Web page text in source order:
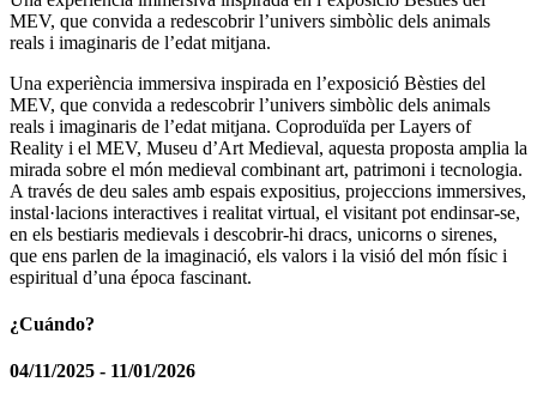
MEV, que convida a redescobrir l’univers simbòlic dels animals
reals i imaginaris de l’edat mitjana.
Una experiència immersiva inspirada en l’exposició Bèsties del
MEV, que convida a redescobrir l’univers simbòlic dels animals
reals i imaginaris de l’edat mitjana. Coproduïda per Layers of
Reality i el MEV, Museu d’Art Medieval, aquesta proposta amplia la
mirada sobre el món medieval combinant art, patrimoni i tecnologia.
A través de deu sales amb espais expositius, projeccions immersives,
instal·lacions interactives i realitat virtual, el visitant pot endinsar-se,
en els bestiaris medievals i descobrir-hi dracs, unicorns o sirenes,
que ens parlen de la imaginació, els valors i la visió del món físic i
espiritual d’una época fascinant.
¿Cuándo?
04/11/2025 - 11/01/2026